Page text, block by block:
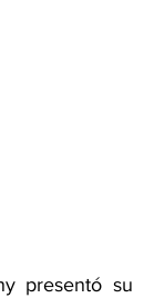
presentó su